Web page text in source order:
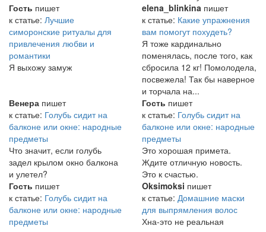
Гость пишет
к статье: Лучшие
симоронские ритуалы для
привлечения любви и
романтики
Я выхожу замуж
elena_blinkina пишет
к статье: Какие упражнения
вам помогут похудеть?
Я тоже кардинально
поменялась, после того, как
сбросила 12 кг! Помолодела,
посвежела! Так бы наверное
и торчала на...
Венера пишет
к статье: Голубь сидит на
балконе или окне: народные
предметы
Что значит, если голубь
задел крылом окно балкона
и улетел?
Гость пишет
к статье: Голубь сидит на
балконе или окне: народные
предметы
Это хорошая примета.
Ждите отличную новость.
Это к счастью.
Гость пишет
к статье: Голубь сидит на
балконе или окне: народные
предметы
Oksimoksi пишет
к статье: Домашние маски
для выпрямления волос
Хна-это не реальная